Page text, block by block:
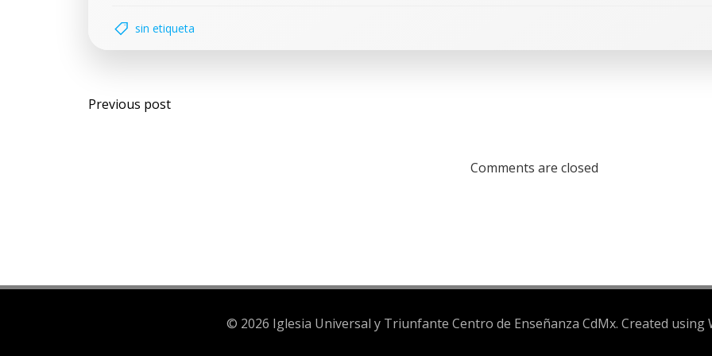
sin etiqueta
Previous post
Comments are closed
© 2026 Iglesia Universal y Triunfante Centro de Enseñanza CdMx. Created using